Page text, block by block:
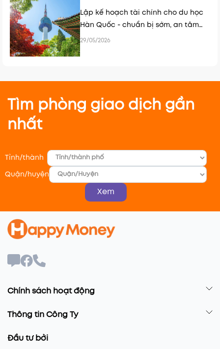
Lập kế hoạch tài chính cho du học
Hàn Quốc - chuẩn bị sớm, an tâm
hơn
29/05/2026
Tìm phòng giao dịch gần
nhất
Tỉnh/thành
Quận/huyện
Xem
Chính sách hoạt động
Thông tin Công Ty
Đầu tư bởi